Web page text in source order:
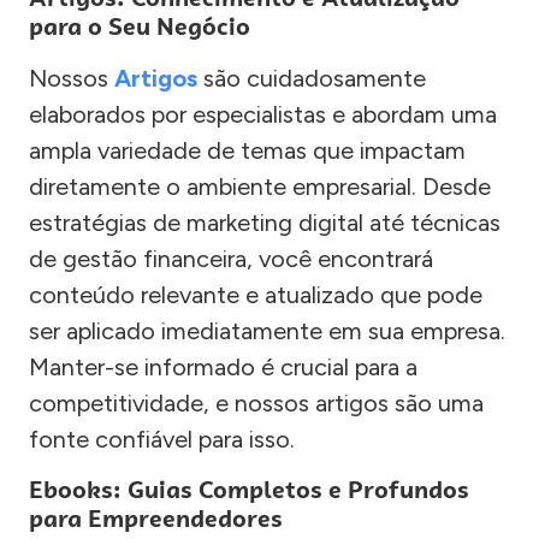
para o Seu Negócio
Nossos Artigos são cuidadosamente
elaborados por especialistas e abordam uma
ampla variedade de temas que impactam
diretamente o ambiente empresarial. Desde
estratégias de marketing digital até técnicas
de gestão financeira, você encontrará
conteúdo relevante e atualizado que pode
ser aplicado imediatamente em sua empresa.
Manter-se informado é crucial para a
competitividade, e nossos artigos são uma
fonte confiável para isso.
Ebooks: Guias Completos e Profundos
para Empreendedores